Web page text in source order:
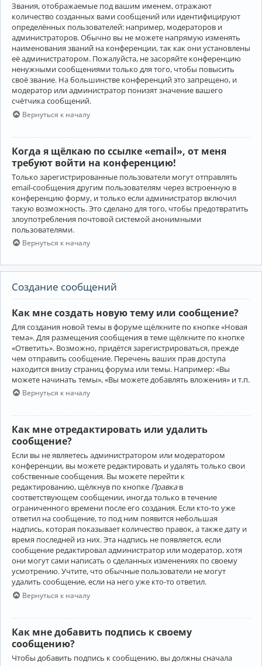
Звания, отображаемые под вашим именем, отражают
количество созданных вами сообщений или идентифицируют
определённых пользователей: например, модераторов и
администраторов. Обычно вы не можете напрямую изменять
наименования званий на конференции, так как они установлены
её администратором. Пожалуйста, не засоряйте конференцию
ненужными сообщениями только для того, чтобы повысить
своё звание. На большинстве конференций это запрещено, и
модератор или администратор понизят значение вашего
счётчика сообщений.
Вернуться к началу
Когда я щёлкаю по ссылке «email», от меня
требуют войти на конференцию!
Только зарегистрированные пользователи могут отправлять
email-сообщения другим пользователям через встроенную в
конференцию форму, и только если администратор включил
такую возможность. Это сделано для того, чтобы предотвратить
злоупотребления почтовой системой анонимными
пользователями.
Вернуться к началу
Создание сообщений
Как мне создать новую тему или сообщение?
Для создания новой темы в форуме щёлкните по кнопке «Новая
тема». Для размещения сообщения в теме щёлкните по кнопке
«Ответить». Возможно, придётся зарегистрироваться, прежде
чем отправить сообщение. Перечень ваших прав доступа
находится внизу страниц форума или темы. Например: «Вы
можете начинать темы», «Вы можете добавлять вложения» и т.п.
Вернуться к началу
Как мне отредактировать или удалить
сообщение?
Если вы не являетесь администратором или модератором
конференции, вы можете редактировать и удалять только свои
собственные сообщения. Вы можете перейти к
редактированию, щёлкнув по кнопке Правкав
соответствующем сообщении, иногда только в течение
ограниченного времени после его создания. Если кто-то уже
ответил на сообщение, то под ним появится небольшая
надпись, которая показывает количество правок, а также дату и
время последней из них. Эта надпись не появляется, если
сообщение редактировал администратор или модератор, хотя
они могут сами написать о сделанных изменениях по своему
усмотрению. Учтите, что обычные пользователи не могут
удалить сообщение, если на него уже кто-то ответил.
Вернуться к началу
Как мне добавить подпись к своему
сообщению?
Чтобы добавить подпись к сообщению, вы должны сначала